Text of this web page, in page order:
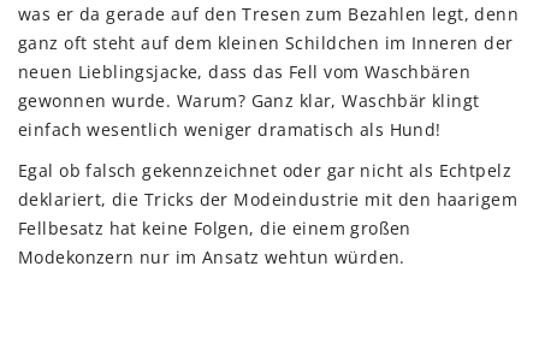
was er da gerade auf den Tresen zum Bezahlen legt, denn
ganz oft steht auf dem kleinen Schildchen im Inneren der
neuen Lieblingsjacke, dass das Fell vom Waschbären
gewonnen wurde. Warum? Ganz klar, Waschbär klingt
einfach wesentlich weniger dramatisch als Hund!
Egal ob falsch gekennzeichnet oder gar nicht als Echtpelz
deklariert, die Tricks der Modeindustrie mit den haarigem
Fellbesatz hat keine Folgen, die einem großen
Modekonzern nur im Ansatz wehtun würden.